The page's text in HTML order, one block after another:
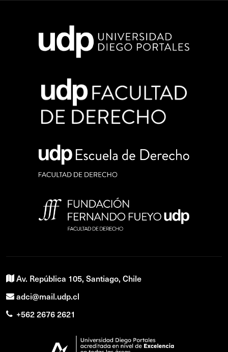
Av. República 105, Santiago, Chile
adci@mail.udp.cl
+562 2676 2621